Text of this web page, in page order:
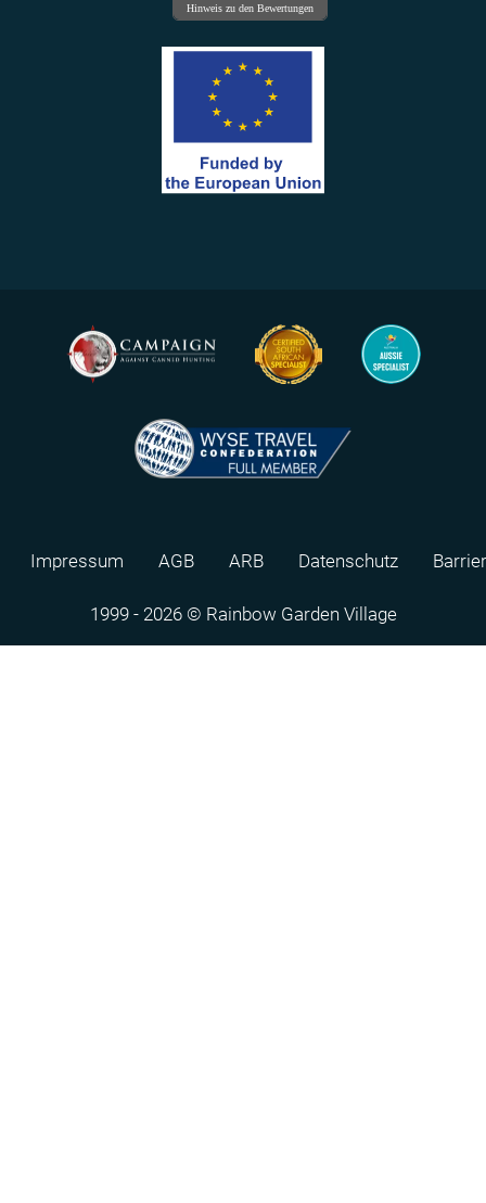
Hinweis zu den Bewertungen
Impressum AGB ARB Datenschutz
1999 - 2026 © Rainbow Garden Village